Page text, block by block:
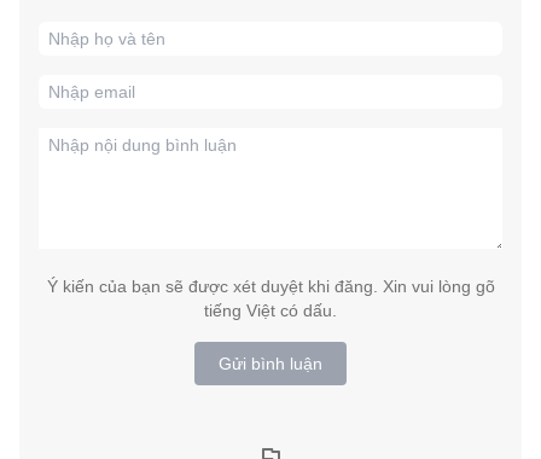
Ý kiến của bạn sẽ được xét duyệt khi đăng. Xin vui lòng gõ
tiếng Việt có dấu.
Gửi bình luận